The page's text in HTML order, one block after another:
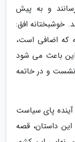
و به پیش
خوشبختانه افق:
که اضافی است،
باعث می شود
نشست و در خاتمه
آینده پای سیاست
داستان، قصه